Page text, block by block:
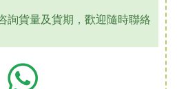
詢貨量及貨期，歡迎隨時聯絡